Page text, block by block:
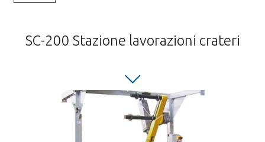
SC-200 Stazione lavorazioni crateri